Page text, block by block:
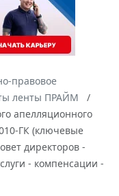
правовое
ленты ПРАЙМ
апелляционного
ГК (ключевые
директоров -
- компенсации -